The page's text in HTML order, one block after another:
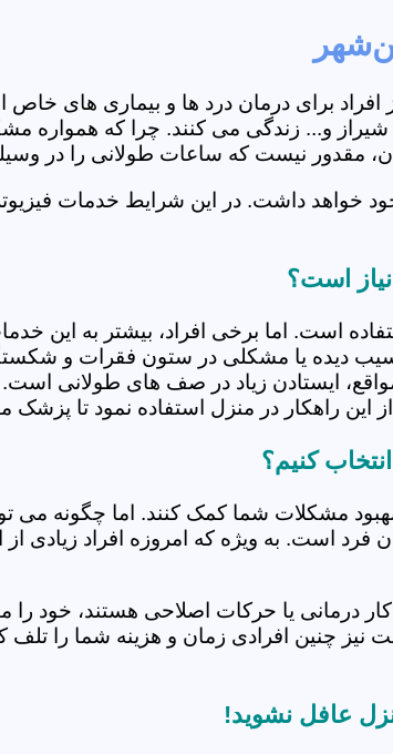
از افراد برای درمان درد ها و بیماری
و... زندگی می کنند. چرا که همواره
مقدور نیست که ساعات طولانی را در
خواهد داشت. در این شرایط خدمات
است؟
است. اما برخی افراد، بیشتر به این
دیده یا مشکلی در ستون فقرات و
ایستادن زیاد در صف های طولانی
راهکار در منزل استفاده نمود تا پزشک
کنیم؟
مشکلات شما کمک کنند. اما چگونه
فرد است. به ویژه که امروزه افراد زیادی
درمانی یا حرکات اصلاحی هستند، خود
نیز چنین افرادی زمان و هزینه شما را
عافل نشوید!